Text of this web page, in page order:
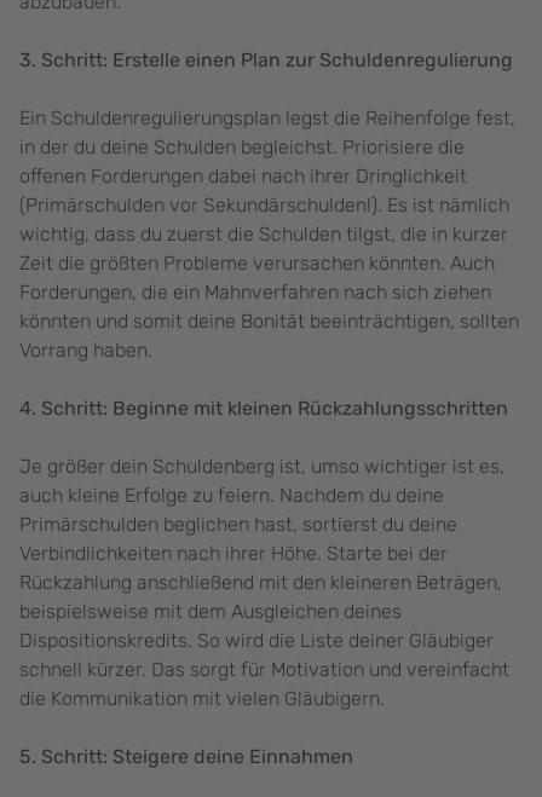
3. Schritt: Erstelle einen Plan zur Schuldenregulierung
Ein Schuldenregulierungsplan legst die Reihenfolge fest,
in der du deine Schulden begleichst. Priorisiere die
offenen Forderungen dabei nach ihrer Dringlichkeit
(Primärschulden vor Sekundärschulden!). Es ist nämlich
wichtig, dass du zuerst die Schulden tilgst, die in kurzer
Zeit die größten Probleme verursachen könnten. Auch
Forderungen, die ein Mahnverfahren nach sich ziehen
könnten und somit deine Bonität beeinträchtigen, sollten
Vorrang haben.
4. Schritt: Beginne mit kleinen Rückzahlungsschritten
Je größer dein Schuldenberg ist, umso wichtiger ist es,
auch kleine Erfolge zu feiern. Nachdem du deine
Primärschulden beglichen hast, sortierst du deine
Verbindlichkeiten nach ihrer Höhe. Starte bei der
Rückzahlung anschließend mit den kleineren Beträgen,
beispielsweise mit dem Ausgleichen deines
Dispositionskredits. So wird die Liste deiner Gläubiger
schnell kürzer. Das sorgt für Motivation und vereinfacht
die Kommunikation mit vielen Gläubigern.
5. Schritt: Steigere deine Einnahmen